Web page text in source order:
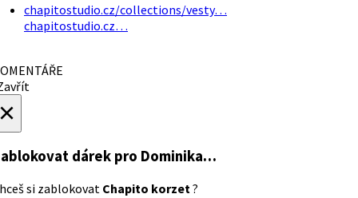
chapitostudio.cz/collections/vesty…
chapitostudio.cz…
dárek pro Dominika…
si zablokovat Chapito korzet?